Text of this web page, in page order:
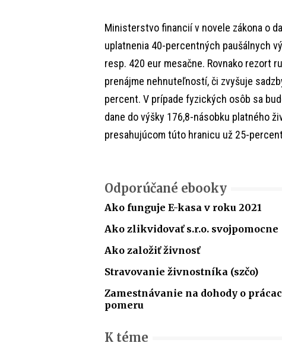
Ministerstvo financií v novele zákona o
uplatnenia 40-percentných paušálnych
resp. 420 eur mesačne. Rovnako rezort
prenájme nehnuteľností, či zvyšuje
percent. V prípade fyzických osôb sa
dane do výšky 176,8-násobku platného
presahujúcom túto hranicu už 25-
Odporúčané ebooky
Ako funguje E-kasa v roku 2021
Ako zlikvidovať s.r.o. svojpomocne
Ako založiť živnosť
Stravovanie živnostníka (szčo)
Zamestnávanie na dohody o
pomeru
K téme